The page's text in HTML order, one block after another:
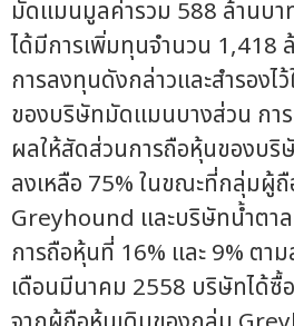
มัดแมนมูลค่ารวม 588 ล้านบ
ได้มีการเพิ่มทุนจำนวน 1,418
การลงทุนดังกล่าวและสำรองไ
ของบริษัทมัดแมนบางส่วน กา
ผลให้สัดส่วนการถือหุ้นของบ
ลงเหลือ 75% ในขณะที่กลุ่มผู้
Greyhound และบริษัทน้ำตา
การถือหุ้นที่ 16% และ 9% ตา
เดือนมีนาคม 2558 บริษัทได้